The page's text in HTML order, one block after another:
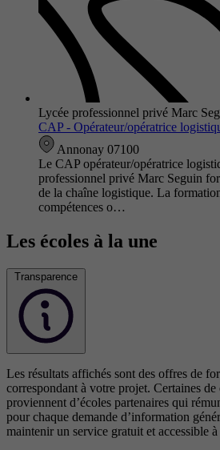
Lycée professionnel privé Marc
CAP - Opérateur/opératrice
Annonay 07100
Le CAP opérateur/opératrice
professionnel privé Marc Seguin
de la chaîne logistique. La
compétences o…
Les écoles à la une
Transparence
Les résultats affichés sont des offres de
correspondant à votre projet. Certaines de
proviennent d’écoles partenaires qui
pour chaque demande d’information
maintenir un service gratuit et accessible